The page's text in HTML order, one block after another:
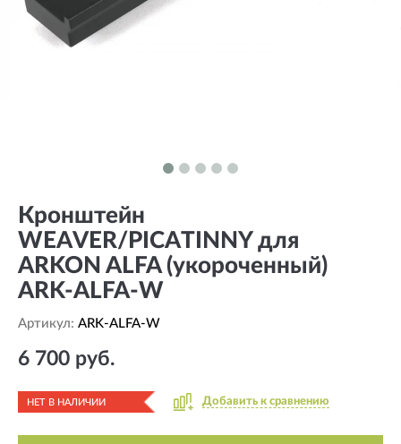
Кронштейн
WEAVER/PICATINNY для
ARKON ALFA (укороченный)
ARK-ALFA-W
Артикул: ARK-ALFA-W
6 700 руб.
НЕТ В НАЛИЧИИ Добавить к сравнению